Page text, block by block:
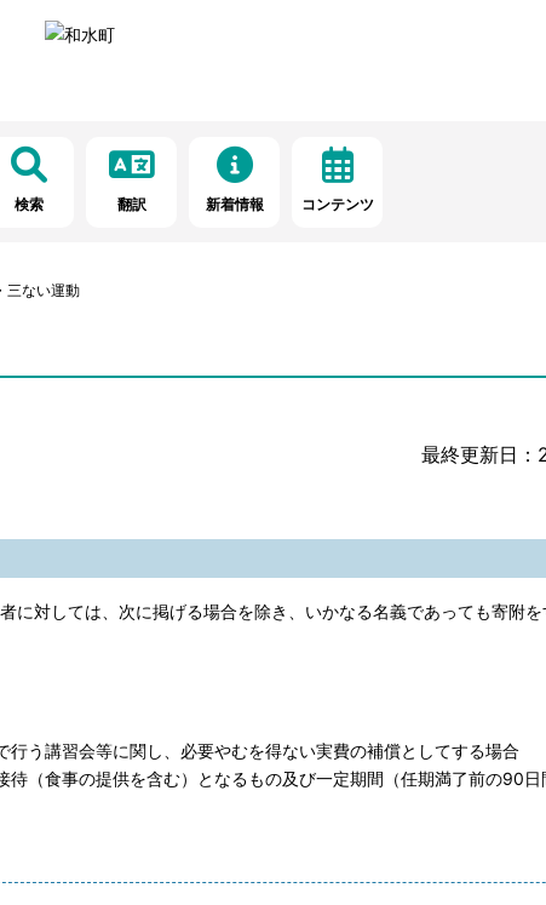
検索 翻訳 新着情報 コンテンツ
三ない運動
最終更新日：
対しては、次に掲げる場合を除き、いかなる名義であっても寄附を
う講習会等に関し、必要やむを得ない実費の補償としてする場合
（食事の提供を含む）となるもの及び一定期間（任期満了前の90日